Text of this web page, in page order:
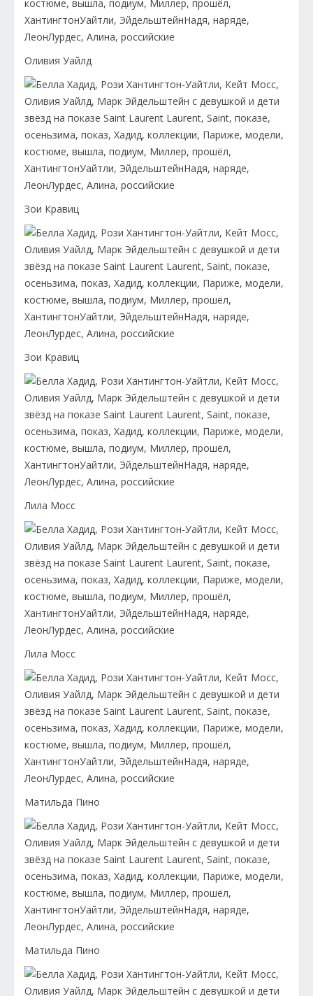
Оливия Уайлд
Зои Кравиц
Зои Кравиц
Лила Мосс
Лила Мосс
Матильда Пино
Матильда Пино